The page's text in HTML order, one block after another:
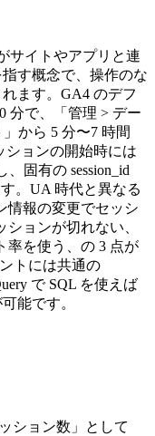
サイトやアプリと連
す概念で、操作のな
ます。GA4 のデフ
分で、「管理 > デー
から 5 分〜7 時間
ションの開始時には
、固有の session_id
。UA 時代と異なる
情報の変更でセッシ
ョンが切れない、
率を使う、の 3 点が
トには共通の
で SQL を使えば
能です。
ション数」として